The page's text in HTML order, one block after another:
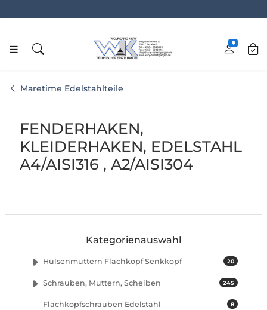
www.kury.de
Maretime Edelstahlteile
FENDERHAKEN,
KLEIDERHAKEN, EDELSTAHL
A4/AISI316 , A2/AISI304
Kategorienauswahl
20
Hülsenmuttern Flachkopf Senkkopf
245
Schrauben, Muttern, Scheiben
8
Flachkopfschrauben Edelstahl